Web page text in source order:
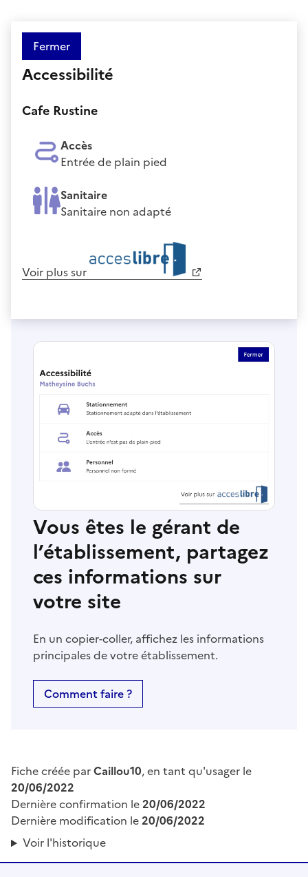
Fermer
Accessibilité
Cafe Rustine
Accès
Entrée de plain pied
Sanitaire
Sanitaire non adapté
Voir plus sur
Vous êtes le gérant de
l’établissement, partagez
ces informations sur
votre site
En un copier-coller, affichez les informations
principales de votre établissement.
Comment faire ?
Fiche créée parCaillou10, en tant qu'usager le
20/06/2022
Dernière confirmation le20/06/2022
Dernière modification le20/06/2022
Voir l'historique